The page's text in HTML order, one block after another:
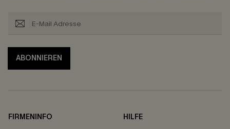
ABONNIEREN
FIRMENINFO
HILFE